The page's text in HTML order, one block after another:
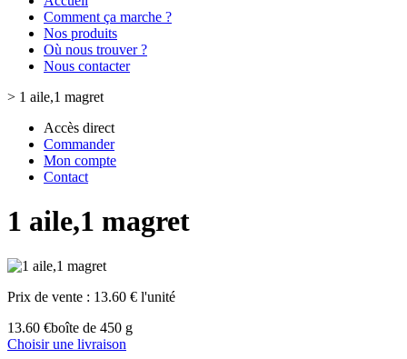
Comment ça marche ?
Nos produits
Où nous trouver ?
Nous contacter
> 1 aile,1 magret
Accès direct
Commander
Mon compte
Contact
1 aile,1 magret
Prix de vente : 13.60 € l'unité
13.60 €boîte de 450 g
Choisir une livraison